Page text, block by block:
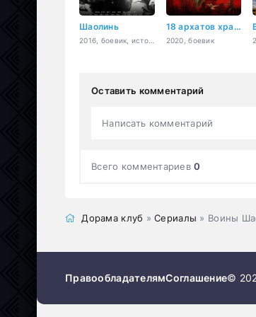
Шаолинь 18 архатов храма Шаолинь
2020, боевик
Оставить комментарий
Написать комментарий
Всего комментариев0
Дорама клуб »Сериалы » Воины
ПравообладателямСоглашение©